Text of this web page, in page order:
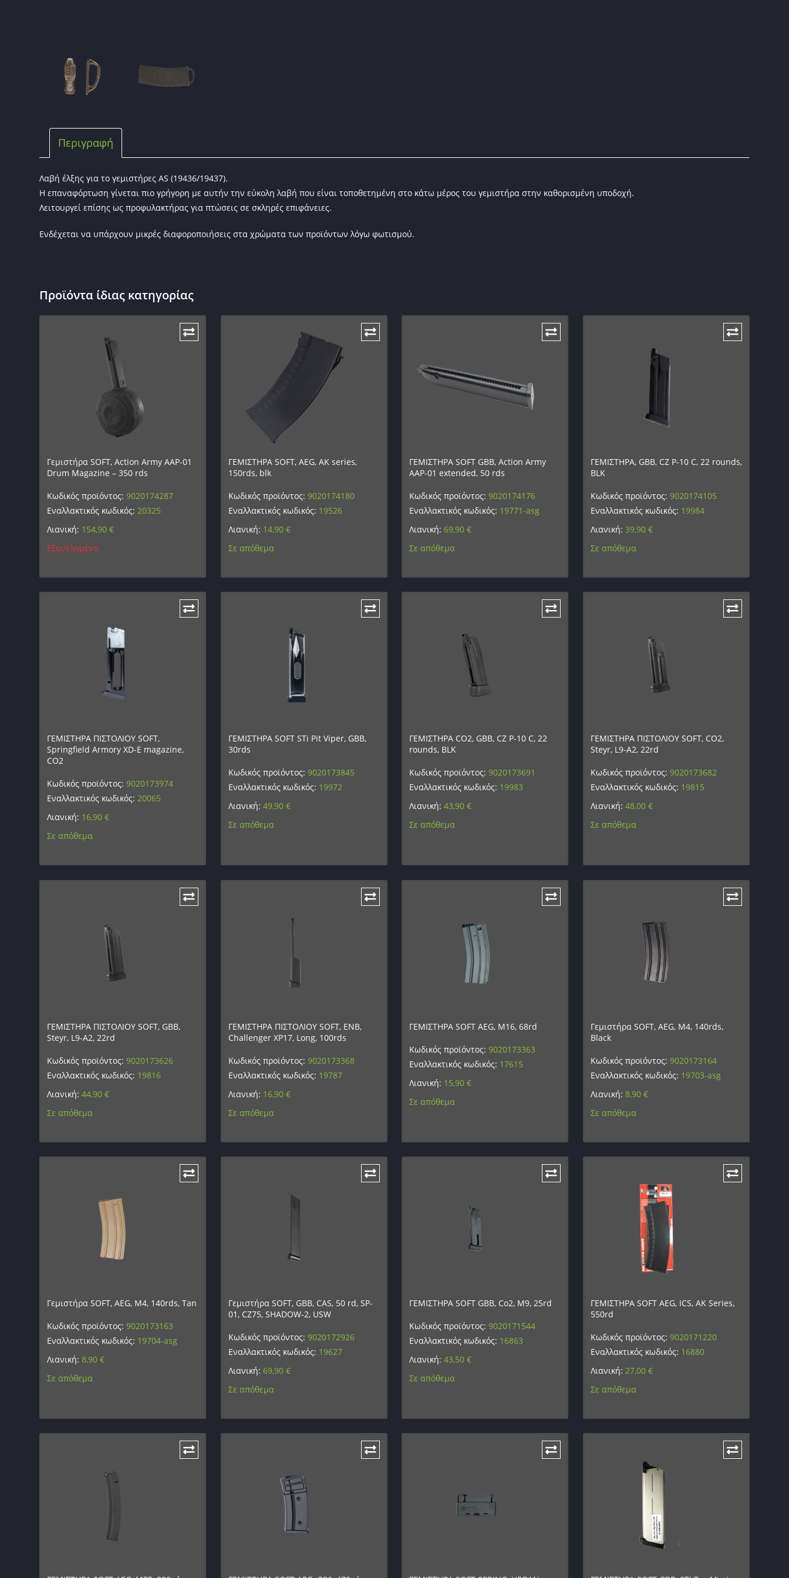
Περιγραφή
Λαβή έλξης για το γεμιστήρες AS (19436/19437).
Η επαναφόρτωση γίνεται πιο γρήγορη με αυτήν την εύκολη λαβή που είναι τοποθετημένη στο κάτω μέρος του γεμιστήρα στην καθορισμένη υποδοχή.
Λειτουργεί επίσης ως προφυλακτήρας για πτώσεις σε σκληρές επιφάνειες.
Ενδέχεται να υπάρχουν μικρές διαφοροποιήσεις στα χρώματα των προϊόντων λόγω φωτισμού.
Προϊόντα ίδιας κατηγορίας
Γεμιστήρα SOFT, Action Army AAP-01
Drum Magazine – 350 rds
Κωδικός προϊόντος:9020174287
Εναλλακτικός κωδικός:20325
Λιανική: 154,90€
Εξαντλημένο
ΓΕΜΙΣΤΗΡΑ SOFT, AEG, AK series,
150rds, blk
Κωδικός προϊόντος: 9020174180
Εναλλακτικός κωδικός: 19526
Λιανική: 14,90 €
Σε απόθεμα
ΓΕΜΙΣΤΗΡΑ SOFT GBB, Action Army
AAP-01 extended, 50 rds
Κωδικός προϊόντος:9020174176
Εναλλακτικός κωδικός: 19771-asg
Λιανική: 69,90€
Σε απόθεμα
ΓΕΜΙΣΤΗΡΑ, GBB, CZ P-10 C, 22 rounds,
BLK
Κωδικός προϊόντος: 9020174105
Εναλλακτικός κωδικός: 19984
Λιανική: 39,90 €
Σε απόθεμα
ΓΕΜΙΣΤΗΡΑ ΠΙΣΤΟΛΙΟΥ SOFT,
Springfield Armory XD-E magazine,
CO2
Κωδικός προϊόντος:9020173974
Εναλλακτικός κωδικός:20065
Λιανική: 16,90€
Σε απόθεμα
ΓΕΜΙΣΤΗΡΑ SOFT STi Pit Viper, GBB,
30rds
Κωδικός προϊόντος: 9020173845
Εναλλακτικός κωδικός: 19972
Λιανική: 49,90 €
Σε απόθεμα
ΓΕΜΙΣΤΗΡΑ CO2, GBB, CZ P-10 C, 22
rounds, BLK
Κωδικός προϊόντος:9020173691
Εναλλακτικός κωδικός: 19983
Λιανική:43,90€
Σε απόθεμα
ΓΕΜΙΣΤΗΡΑ ΠΙΣΤΟΛΙΟΥ SOFT, CO2,
Steyr, L9-A2, 22rd
Κωδικός προϊόντος: 9020173682
Εναλλακτικός κωδικός: 19815
Λιανική: 48,00 €
Σε απόθεμα
ΓΕΜΙΣΤΗΡΑ ΠΙΣΤΟΛΙΟΥ SOFT, GBB,
Steyr, L9-A2, 22rd
Κωδικός προϊόντος:9020173626
Εναλλακτικός κωδικός: 19816
Λιανική:44,90€
Σε απόθεμα
ΓΕΜΙΣΤΗΡΑ ΠΙΣΤΟΛΙΟΥ SOFT, ENB,
Challenger XP17, Long, 100rds
Κωδικός προϊόντος: 9020173368
Εναλλακτικός κωδικός: 19787
Λιανική: 16,90 €
Σε απόθεμα
ΓΕΜΙΣΤΗΡΑ SOFT AEG, M16, 68rd
Κωδικός προϊόντος:9020173363
Εναλλακτικός κωδικός: 17615
Λιανική: 15,90€
Σε απόθεμα
Γεμιστήρα SOFT, AEG, M4, 140rds,
Black
Κωδικός προϊόντος: 9020173164
Εναλλακτικός κωδικός: 19703-asg
Λιανική: 8,90 €
Σε απόθεμα
Γεμιστήρα SOFT, AEG, M4, 140rds, Tan
Κωδικός προϊόντος:9020173163
Εναλλακτικός κωδικός: 19704-asg
Λιανική:8,90€
Σε απόθεμα
Γεμιστήρα SOFT, GBB, CAS, 50 rd, SP-
01, CZ75, SHADOW-2, USW
Κωδικός προϊόντος: 9020172926
Εναλλακτικός κωδικός: 19627
Λιανική: 69,90 €
Σε απόθεμα
ΓΕΜΙΣΤΗΡΑ SOFT GBB, Co2, M9, 25rd
Κωδικός προϊόντος:9020171544
Εναλλακτικός κωδικός: 16863
Λιανική:43,50€
Σε απόθεμα
ΓΕΜΙΣΤΗΡΑ SOFT AEG, ICS, AK Series,
550rd
Κωδικός προϊόντος: 9020171220
Εναλλακτικός κωδικός: 16880
Λιανική: 27,00 €
Σε απόθεμα